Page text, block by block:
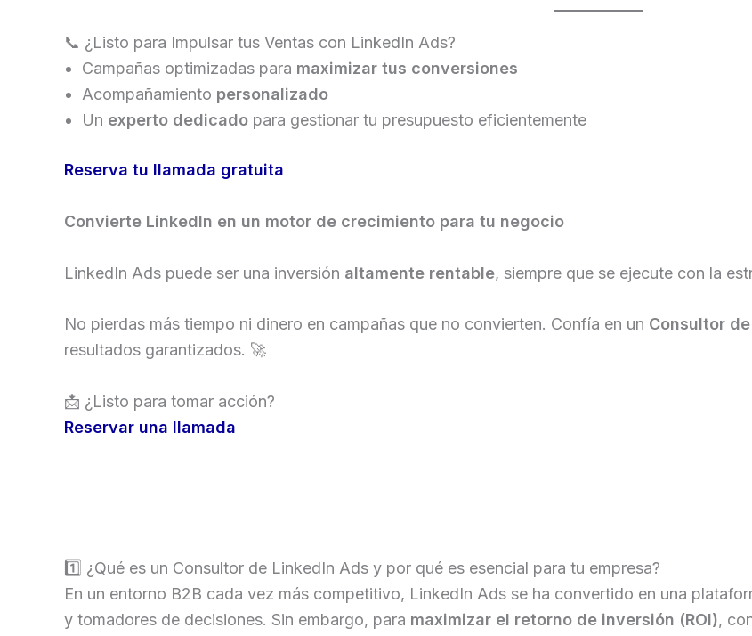
📞 ¿Listo para Impulsar tus Ventas con LinkedIn Ads?
Campañas optimizadas para maximizar tus conversiones
Acompañamiento personalizado
Un experto dedicado para gestionar tu presupuesto eficientemente
Reserva tu llamada gratuita
Convierte LinkedIn en un motor de crecimiento para tu negocio
LinkedIn Ads puede ser una inversión altamente rentable, siempre que se ejecute con la
No pierdas más tiempo ni dinero en campañas que no convierten. Confía en un Consultor
resultados garantizados. 🚀
📩 ¿Listo para tomar acción?
Reservar una llamada
1️⃣ ¿Qué es un Consultor de LinkedIn Ads y por qué es esencial para tu empresa?
En un entorno B2B cada vez más competitivo, LinkedIn Ads se ha convertido en una
y tomadores de decisiones. Sin embargo, para maximizar el retorno de inversión (ROI),